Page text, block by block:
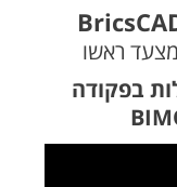
בפקודה
ראשו